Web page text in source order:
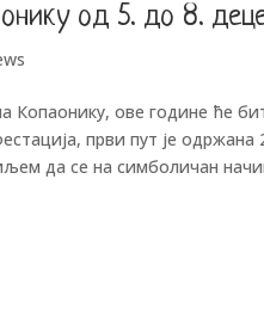
од 5. до 8.
Копаонику, ове године ће
први пут је одржана
да се на симболичан